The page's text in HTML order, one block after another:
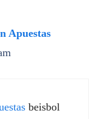
Apuestas
beisbol